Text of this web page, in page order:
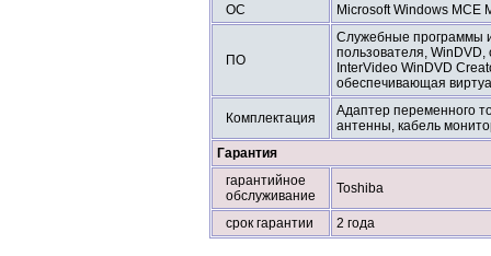
ОС
Microsoft Windows MCE
ПО
Служебные программы
пользователя,
InterVideo WinDVD
обеспечивающая
Комплектация
Адаптер переменного
антенны, кабель
Гарантия
гарантийное
обслуживание
Toshiba
срок гарантии 2 года